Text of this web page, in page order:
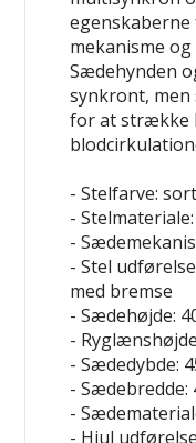
mekanisme
Sædehynden
synkront,
for at strække
- Stelfarve: sort
-
-
- Stel
med bremse
- Sædehøjde:
-
- Sædedybde:
- Sædebredde:
-
- Hjul